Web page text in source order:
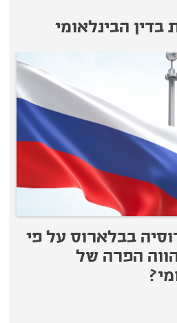
בדין הבינלאומי
בבלארוס על פי
הפרה של